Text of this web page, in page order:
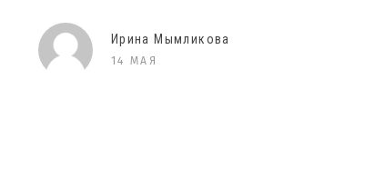
Ирина Мымликова
14 МАЯ